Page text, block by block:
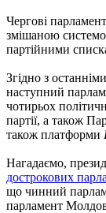
Чергові
змішаною
партійними
Згідно з
наступний
чотирьох
партії, а також
також платформи
Нагадаємо,
дострокових
що чинний
парламент